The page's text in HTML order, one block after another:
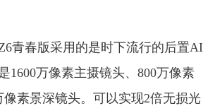
青春版采用的是时下流行的后置AI
1600万像素主摄镜头、800万像素
像素景深镜头。可以实现2倍无损光